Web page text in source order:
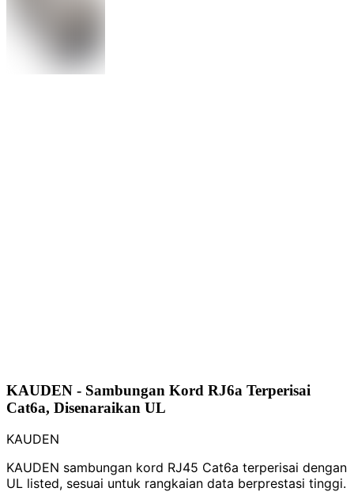
KAUDEN - Sambungan Kord RJ6a Terperisai
Cat6a, Disenaraikan UL
KAUDEN
KAUDEN sambungan kord RJ45 Cat6a terperisai dengan
UL listed, sesuai untuk rangkaian data berprestasi tinggi.